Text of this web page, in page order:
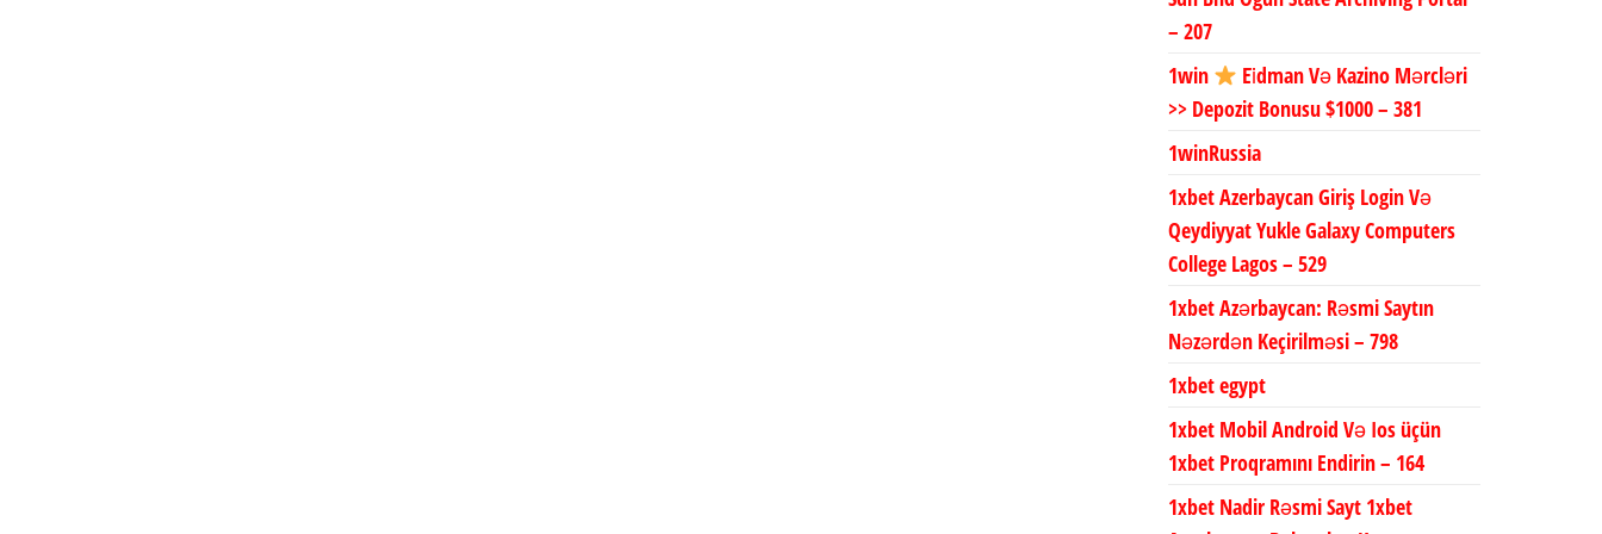
– 207
1win
Ei̇dman Və Kazino Mərcləri
>> Depozit Bonusu $1000 – 381
1winRussia
1xbet Azerbaycan Giriş Login Və
Qeydiyyat Yukle Galaxy Computers
College Lagos – 529
1xbet Azərbaycan: Rəsmi Saytın
Nəzərdən Keçirilməsi – 798
1xbet egypt
1xbet Mobil Android Və Ios üçün
1xbet Proqramını Endirin – 164
1xbet Nadir Rəsmi Sayt 1xbet